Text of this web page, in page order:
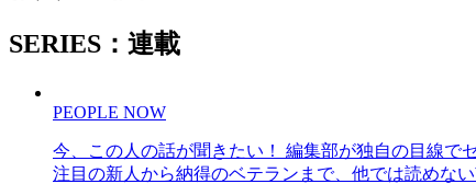
SERIES：連載
PEOPLE NOW
今、この人の話が聞きたい！ 編集部が独自の目線で
注目の新人から納得のベテランまで、他では読めな